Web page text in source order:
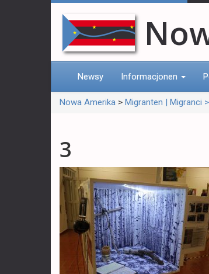
Newsy Informacjonen
Nowa Amerika > Migranten | Migranci
3